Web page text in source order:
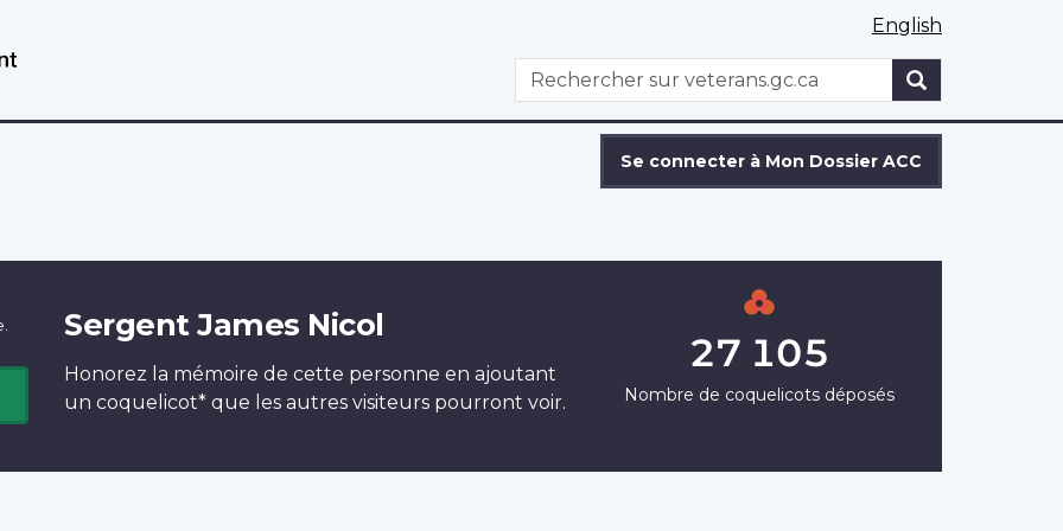
English
WxT
Search
Rechercher
Se connecter à Mon Dossier ACC
Sergent James Nicol
Honorez la mémoire de cette personne en ajoutant
un coquelicot* que les autres visiteurs pourront voir.
27 105
Nombre de coquelicots déposés